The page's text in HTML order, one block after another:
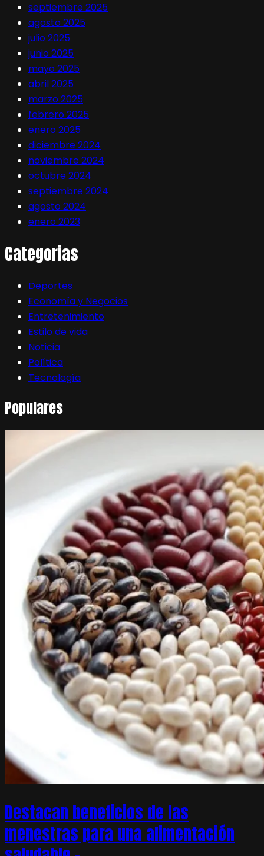
septiembre 2025
agosto 2025
julio 2025
junio 2025
mayo 2025
abril 2025
marzo 2025
febrero 2025
enero 2025
diciembre 2024
noviembre 2024
octubre 2024
septiembre 2024
agosto 2024
enero 2023
Categorias
Deportes
Economía y Negocios
Entretenimiento
Estilo de vida
Noticia
Política
Tecnología
Populares
Destacan beneficios de las
menestras para una alimentación